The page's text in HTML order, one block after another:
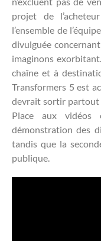
projet de
l’ensemble de
divulguée
imaginons
chaîne et à
Transformers 5 est
devrait sortir partout
Place aux vidéos
démonstration des
tandis que la
publique.